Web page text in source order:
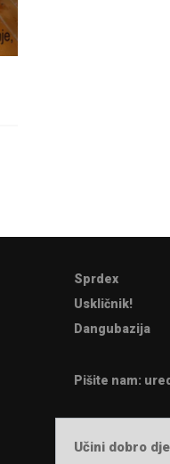
Sprdex
Uskličnik!
Dangubazija
Pišite nam:
Učini dobro